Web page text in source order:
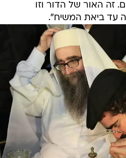
זה האור של הדור וזו
עד ביאת המשיח".